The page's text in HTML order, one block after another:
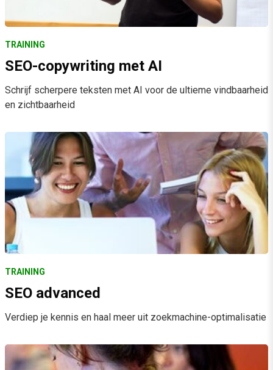
TRAINING
SEO-copywriting met AI
Schrijf scherpere teksten met AI voor de ultieme vindbaarheid
en zichtbaarheid
TRAINING
SEO advanced
Verdiep je kennis en haal meer uit zoekmachine-optimalisatie